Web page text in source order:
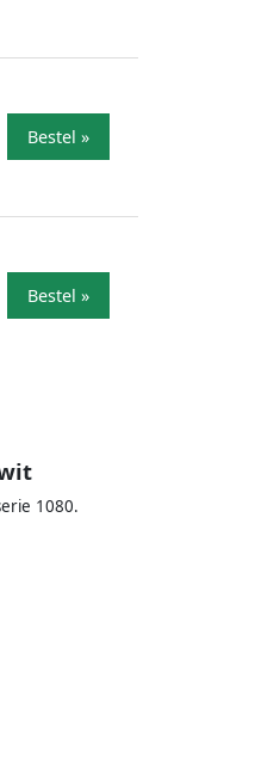
Bestel »
Bestel »
1080.